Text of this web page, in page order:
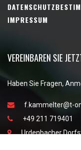
IMPRESSUM
VEREINBAREN SIE
Haben Sie Fragen,
f.kammelter@t-
+49 211 719401
Urdenbacher